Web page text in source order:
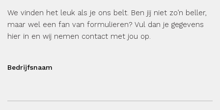
We vinden het leuk als je ons belt. Ben jij niet zo’n beller,
maar wel een fan van formulieren? Vul dan je gegevens
hier in en wij nemen contact met jou op.
Bedrijfsnaam